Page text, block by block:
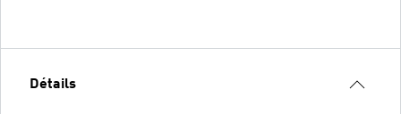
Détails